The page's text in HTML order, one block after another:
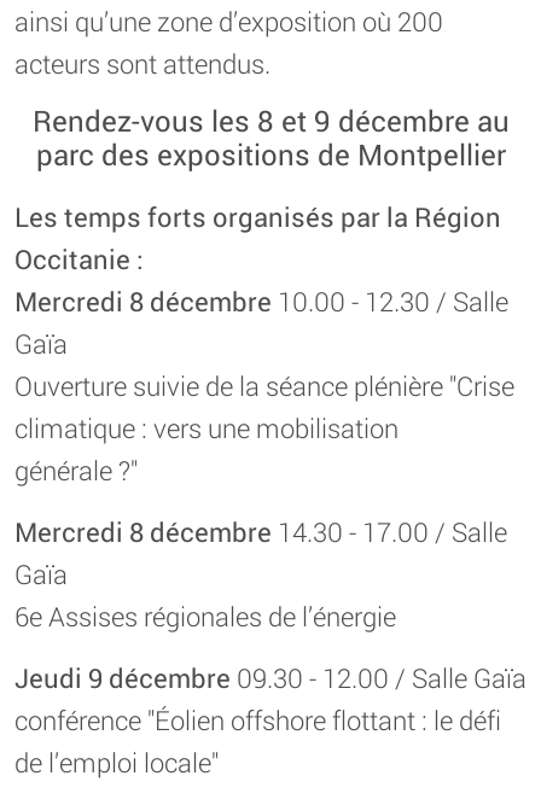
ainsi qu’une zone d’exposition où 200
acteurs sont attendus.
Rendez-vous les 8 et 9 décembre au
parc des expositions de Montpellier
Les temps forts organisés par la Région
Occitanie :
Mercredi 8 décembre 10.00 - 12.30 / Salle
Gaïa
Ouverture suivie de la séance plénière "Crise
climatique : vers une mobilisation
générale ?"
Mercredi 8 décembre 14.30 - 17.00 / Salle
Gaïa
6e Assises régionales de l’énergie
Jeudi 9 décembre 09.30 - 12.00 / Salle Gaïa
conférence "Éolien offshore flottant : le défi
de l’emploi locale"